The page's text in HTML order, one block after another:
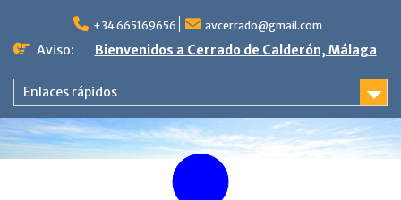
contenido
+34 665169656 avcerrado@gmail.com
Aviso: Bienvenidos a Cerrado de Calderón, Málaga
Enlaces rápidos